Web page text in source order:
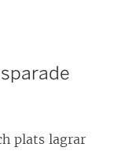
plats lagrar